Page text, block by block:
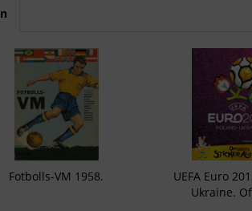
Fotbolls-VM 1958.
UEFA Euro
Ukraine.